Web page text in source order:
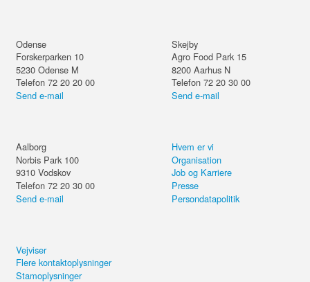
Odense
Forskerparken 10
5230 Odense M
Telefon 72 20 20 00
Send e-mail
Skejby
Agro Food Park 15
8200 Aarhus N
Telefon 72 20 30 00
Send e-mail
Aalborg
Norbis Park 100
9310 Vodskov
Telefon 72 20 30 00
Send e-mail
Hvem er vi
Organisation
Job og Karriere
Presse
Persondatapolitik
Vejviser
Flere kontaktoplysninger
Stamoplysninger